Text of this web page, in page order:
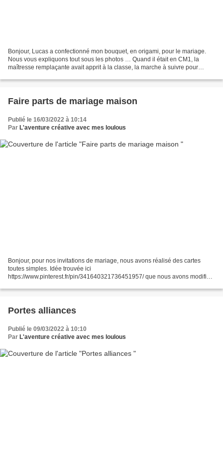
Bonjour, Lucas a confectionné mon bouquet, en origami, pour le mariage.
Nous vous expliquons tout sous les photos … Quand il était en CM1, la
maîtresse remplaçante avait apprit à la classe, la marche à suivre pour
Faire parts de mariage maison
Publié le 16/03/2022 à 10:14
Par L'aventure créative avec mes loulous
Bonjour, pour nos invitations de mariage, nous avons réalisé des cartes
toutes simples. Idée trouvée ici
https://www.pinterest.fr/pin/341640321736451957/ que nous avons modifié.
feuille...
Portes alliances
Publié le 09/03/2022 à 10:10
Par L'aventure créative avec mes loulous